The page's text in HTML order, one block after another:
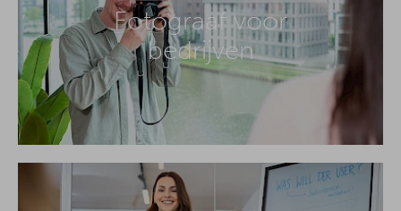
Fotograaf voor
bedrijven